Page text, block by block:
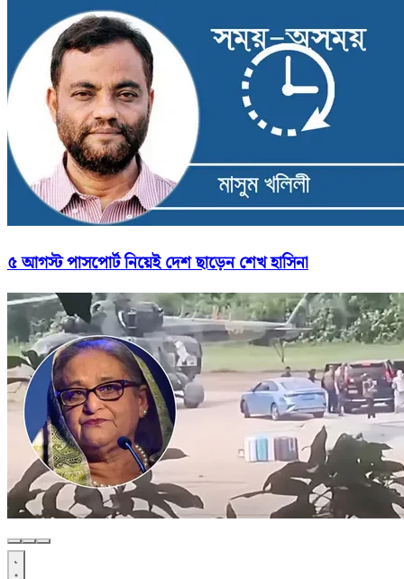
৫ আগস্ট পাসপোর্ট নিয়েই দেশ ছাড়েন শেখ হাসিনা